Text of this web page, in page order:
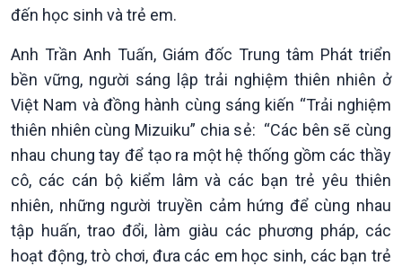
Văn hoá & Du lịch
Tin Văn hoá & Du lịch
Chát với người nổi tiếng
Câu chuyện Thể thao
Multimedia
Ảnh
Video
Infographic
E-Magazine
đến học sinh và trẻ em.
Anh Trần Anh Tuấn, Giám đốc Trung tâm Phát triển
bền vững, người sáng lập trải nghiệm thiên nhiên ở
Việt Nam và đồng hành cùng sáng kiến “Trải nghiệm
thiên nhiên cùng Mizuiku” chia sẻ: “Các bên sẽ cùng
nhau chung tay để tạo ra một hệ thống gồm các thầy
cô, các cán bộ kiểm lâm và các bạn trẻ yêu thiên
nhiên, những người truyền cảm hứng để cùng nhau
tập huấn, trao đổi, làm giàu các phương pháp, các
hoạt động, trò chơi, đưa các em học sinh, các bạn trẻ